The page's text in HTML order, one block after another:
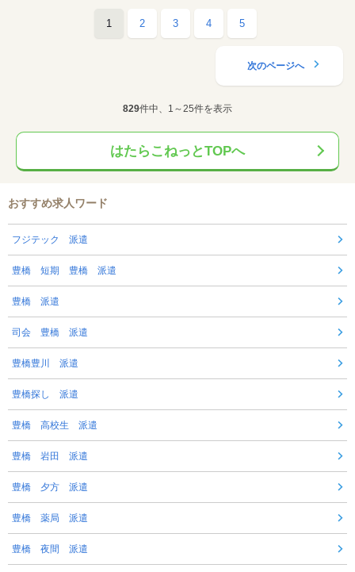
1 2 3 4 5
次のページへ
829件中、1～25件を表示
はたらこねっとTOPへ
おすすめ求人ワード
フジテック 派遣
豊橋 短期 豊橋 派遣
豊橋 派遣
司会 豊橋 派遣
豊橋豊川 派遣
豊橋探し 派遣
豊橋 高校生 派遣
豊橋 岩田 派遣
豊橋 夕方 派遣
豊橋 薬局 派遣
豊橋 夜間 派遣